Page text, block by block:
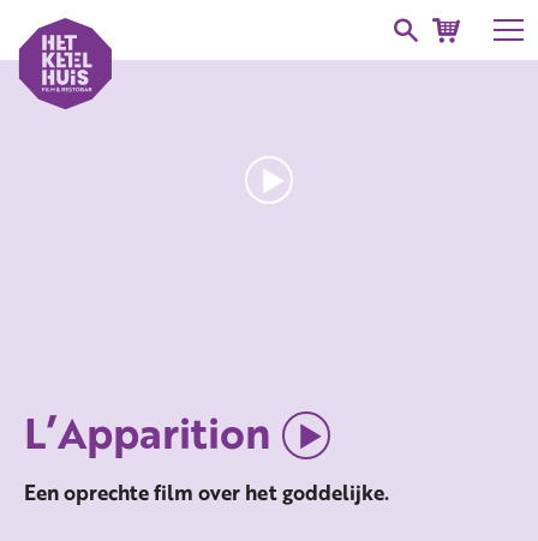
L’Apparition
Een oprechte film over het goddelijke.